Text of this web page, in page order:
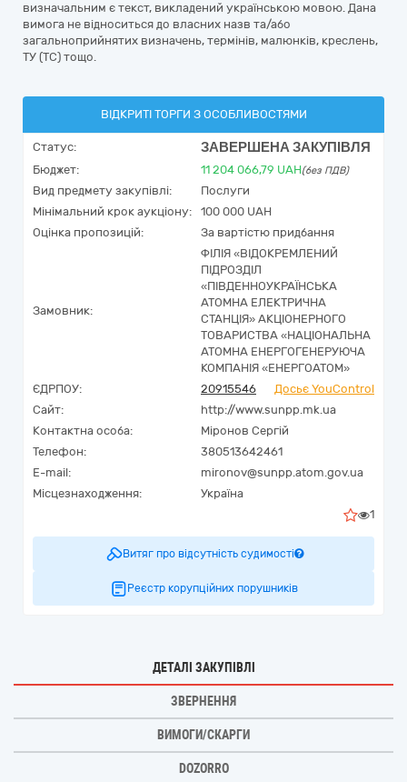
визначальним є текст, викладений українською мовою. Дана
вимога не відноситься до власних назв та/або
загальноприйнятих визначень, термінів, малюнків, креслень,
ТУ (ТС) тощо.
ВІДКРИТІ ТОРГИ З ОСОБЛИВОСТЯМИ
Статус: ЗАВЕРШЕНА ЗАКУПІВЛЯ
Бюджет: 11 204 066,79 UAH(без ПДВ)
Вид предмету закупівлі:
Послуги
Мінімальний крок аукціону:
100 000 UAH
Оцінка пропозицій:
За вартістю придбання
Замовник:
ФІЛІЯ «ВІДОКРЕМЛЕНИЙ
ПІДРОЗДІЛ
«ПІВДЕННОУКРАЇНСЬКА
АТОМНА ЕЛЕКТРИЧНА
СТАНЦІЯ» АКЦІОНЕРНОГО
ТОВАРИСТВА «НАЦІОНАЛЬНА
АТОМНА ЕНЕРГОГЕНЕРУЮЧА
КОМПАНІЯ «ЕНЕРГОАТОМ»
ЄДРПОУ:
20915546
Досьє YouControl
Сайт:
http://www.sunpp.mk.ua
Контактна особа:
Міронов Сергій
Телефон:
380513642461
E-mail:
mironov@sunpp.atom.gov.ua
Місцезнаходження:
Україна
1
Витяг про відсутність судимості
Реєстр корупційних порушників
ДЕТАЛІ ЗАКУПІВЛІ
ЗВЕРНЕННЯ
ВИМОГИ/СКАРГИ
DOZORRO